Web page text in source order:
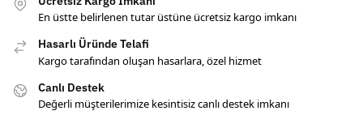
En üstte belirlenen tutar üstüne ücretsiz kargo imkanı
Hasarlı Üründe Telafi
Kargo tarafından oluşan hasarlara, özel hizmet
Canlı Destek
Değerli müşterilerimize kesintisiz canlı destek imkanı